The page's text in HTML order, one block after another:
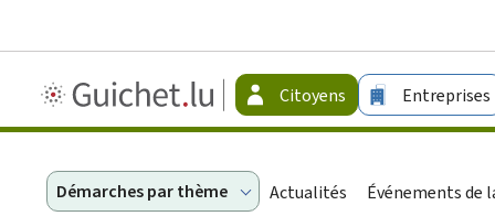
Guichet.lu
-
Citoyens Entreprises
Démarches par thème Actualités Événements de